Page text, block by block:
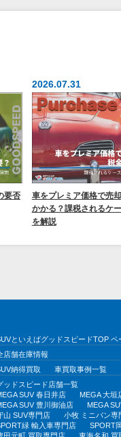
要否
2026.07.31
車をプレミア価格で売
かかる？課税されるケ
を解説
といえばグッドスピードTOP ペ
店舗在庫情報
納得買取
車買取事例一覧
ッドスピード店舗一覧
SUV 春日井店
MEGA 大垣
SUV 豊川御油店
MEGA
山 SUV専門店
小牧 ミニバン専
緑 輸入車専門店
SPORT